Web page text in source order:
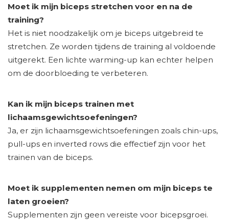
Moet ik mijn biceps stretchen voor en na de
training?
Het is niet noodzakelijk om je biceps uitgebreid te
stretchen. Ze worden tijdens de training al voldoende
uitgerekt. Een lichte warming-up kan echter helpen
om de doorbloeding te verbeteren.
Kan ik mijn biceps trainen met
lichaamsgewichtsoefeningen?
Ja, er zijn lichaamsgewichtsoefeningen zoals chin-ups,
pull-ups en inverted rows die effectief zijn voor het
trainen van de biceps.
Moet ik supplementen nemen om mijn biceps te
laten groeien?
Supplementen zijn geen vereiste voor bicepsgroei.